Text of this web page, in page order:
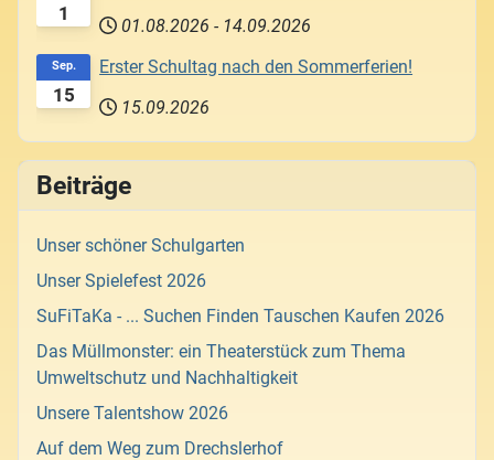
1
01.08.2026 - 14.09.2026
15
Sep.
Erster Schultag nach den Sommerferien!
15.09.2026
Beiträge
Unser schöner Schulgarten
Unser Spielefest 2026
SuFiTaKa - ... Suchen Finden Tauschen Kaufen 2026
Das Müllmonster: ein Theaterstück zum Thema
Umweltschutz und Nachhaltigkeit
Unsere Talentshow 2026
Auf dem Weg zum Drechslerhof